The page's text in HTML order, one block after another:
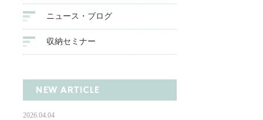
ニュース・ブログ
収納セミナー
NEW ARTICLE
2026.04.04